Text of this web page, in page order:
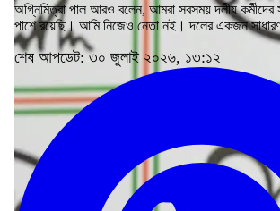
অগ্নিমিত্রা পাল আরও বলেন, আমরা সবসময় দলীয় কর্মীদের
পাশে রয়েছি। আমি নিজেও নেতা নই। দলের একজন সাধারণ
শেষ আপডেট: ৩০ জুলাই ২০২৬, ১৩:১২